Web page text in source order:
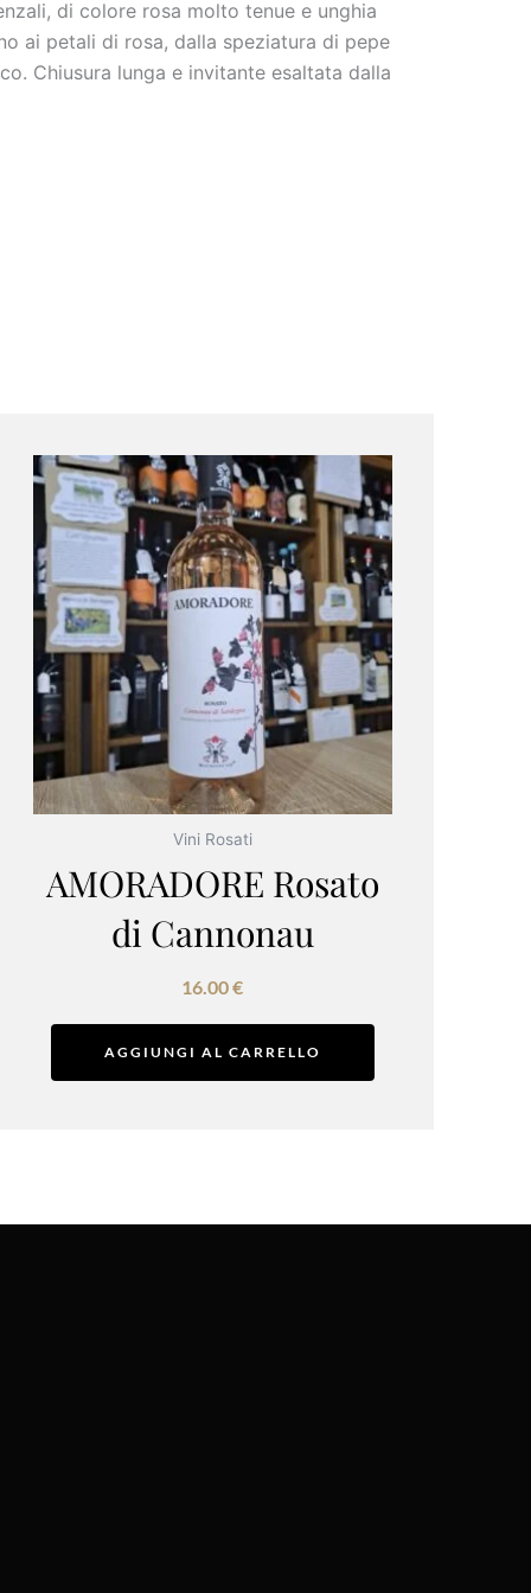
di colore rosa molto tenue e unghia
ai petali di rosa, dalla speziatura di pepe
Chiusura lunga e invitante esaltata dalla
Vini Rosati
AMORADORE Rosato
di Cannonau
16.00€
AGGIUNGI AL CARRELLO